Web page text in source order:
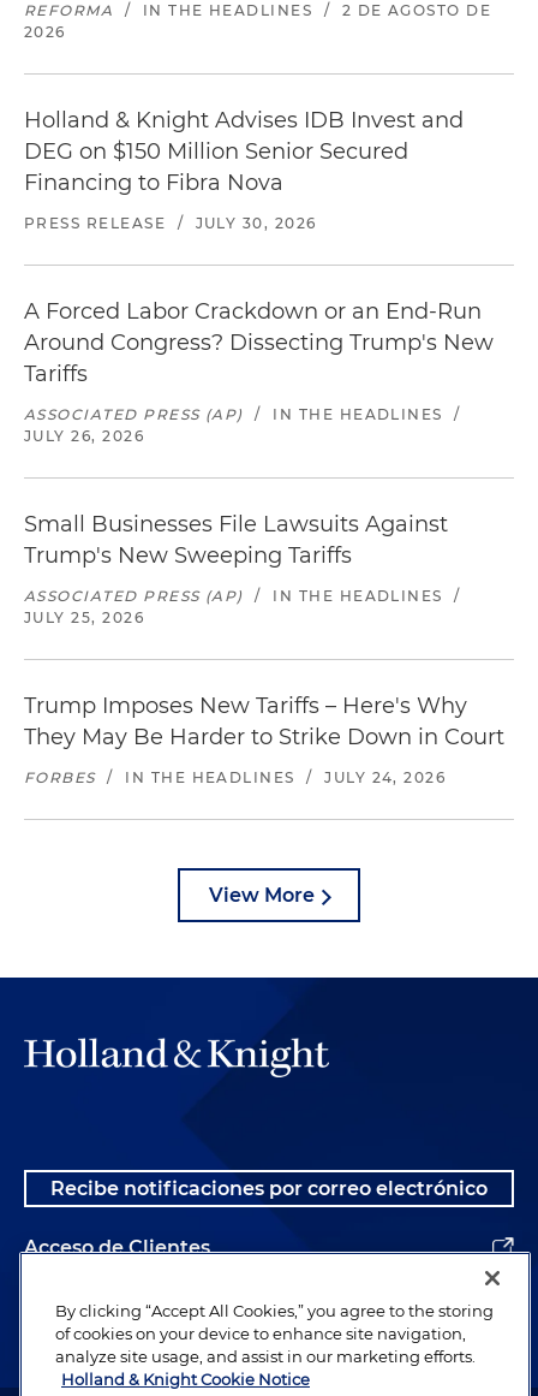
REFORMA / IN THE HEADLINES /
2 DE AGOSTO DE
2026
Holland & Knight Advises IDB Invest and
DEG on $150 Million Senior Secured
Financing to Fibra Nova
PRESS RELEASE / JULY 30, 2026
A Forced Labor Crackdown or an End-Run
Around Congress? Dissecting Trump's New
Tariffs
ASSOCIATED PRESS (AP) / IN THE HEADLINES
/
JULY 26, 2026
Small Businesses File Lawsuits Against
Trump's New Sweeping Tariffs
ASSOCIATED PRESS (AP) / IN THE HEADLINES
/
JULY 25, 2026
Trump Imposes New Tariffs – Here's Why
They May Be Harder to Strike Down in Court
FORBES / IN THE HEADLINES / JULY 24, 2026
View More
Recibe notificaciones por correo electrónico
Acceso de Clientes
Alumnos
By clicking “Accept All Cookies,” you agree to the storing
of cookies on your device to enhance site navigation,
analyze site usage, and assist in our marketing efforts.
Holland & Knight Cookie Notice